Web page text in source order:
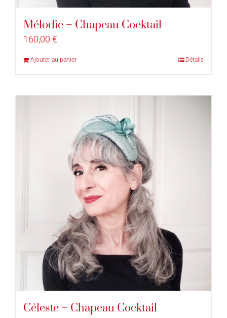
Mélodie – Chapeau Cocktail
160,00 €
Ajouter au panier Détails
Céleste – Chapeau Cocktail